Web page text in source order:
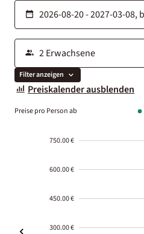
Filter anzeigen
Preiskalender ausblenden
Preise pro Person ab
750.00 €
600.00 €
450.00 €
300.00 €